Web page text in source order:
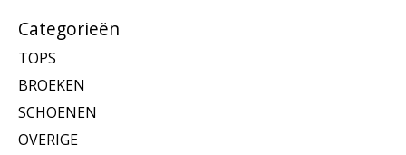
Categorieën
TOPS
BROEKEN
SCHOENEN
OVERIGE